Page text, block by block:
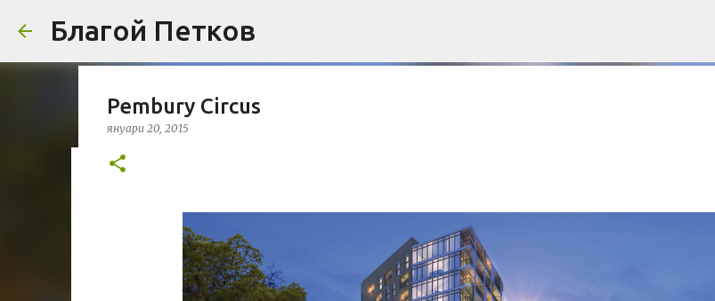
Благой Петков
БЛАГОЙ ПЕТКОВ ЗА МЕН ПРЕДСТАВЯНЕ НА БЛОГА СОЦИОЛОГИЯ СУ "СВ. КЛИМЕНТ ОХРИДСКИ"
Pembury Circus
януари 20, 2015